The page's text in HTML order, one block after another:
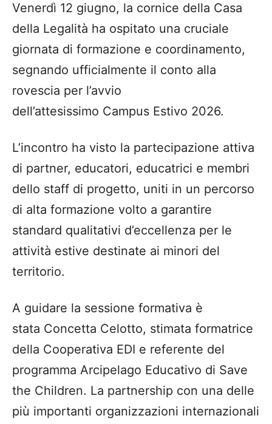
Venerdì 12 giugno, la cornice della Casa
della Legalità ha ospitato una cruciale
giornata di formazione e coordinamento,
segnando ufficialmente il conto alla
rovescia per l’avvio
dell’attesissimo Campus Estivo 2026.
L’incontro ha visto la partecipazione attiva
di partner, educatori, educatrici e membri
dello staff di progetto, uniti in un percorso
di alta formazione volto a garantire
standard qualitativi d’eccellenza per le
attività estive destinate ai minori del
territorio.
A guidare la sessione formativa è
stata Concetta Celotto, stimata formatrice
della Cooperativa EDI e referente del
programma Arcipelago Educativo di Save
the Children. La partnership con una delle
più importanti organizzazioni internazionali